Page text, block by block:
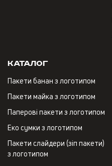
Каталог
Пакети банан з логотипом
Пакети майка з логотипом
Паперові пакети з логотипом
Еко сумки з логотипом
Пакети слайдери (зіп пакети)
з логотипом